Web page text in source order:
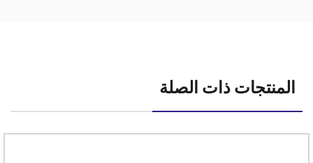
المنتجات ذات الصلة